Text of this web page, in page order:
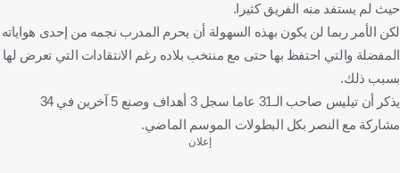
حيث لم يستفد منه الفريق كثيرا.
لكن الأمر ربما لن يكون بهذه السهولة أن يحرم المدرب نجمه من إحدى هواياته
المفضلة والتي احتفظ بها حتى مع منتخب بلاده رغم الانتقادات التي تعرض لها
بسبب ذلك.
يذكر أن تيليس صاحب الـ31 عاما سجل 3 أهداف وصنع 5 آخرين في 34
مشاركة مع النصر بكل البطولات الموسم الماضي.
إعلان